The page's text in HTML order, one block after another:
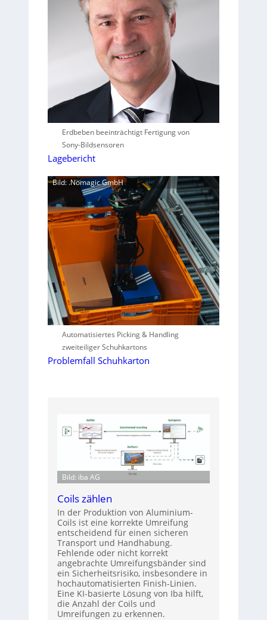
Erdbeben beeinträchtigt Fertigung von
Sony-Bildsensoren
Lagebericht
Bild: .Nomagic GmbH
Automatisiertes Picking & Handling
zweiteiliger Schuhkartons
Problemfall Schuhkarton
Bild: iba AG
Coils zählen
In der Produktion von Aluminium-
Coils ist eine korrekte Umreifung
entscheidend für einen sicheren
Transport und Handhabung.
Fehlende oder nicht korrekt
angebrachte Umreifungsbänder sind
ein Sicherheitsrisiko, insbesondere in
hochautomatisierten Finish-Linien.
Eine KI-basierte Lösung von Iba hilft,
die Anzahl der Coils und
Umreifungen zu erkennen.